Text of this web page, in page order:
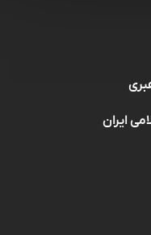
ایران